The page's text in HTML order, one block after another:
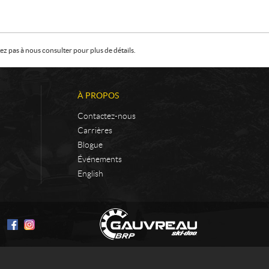
pas à nous consulter pour plus de détails.
À PROPOS
Contactez-nous
Carrières
Blogue
Événements
English